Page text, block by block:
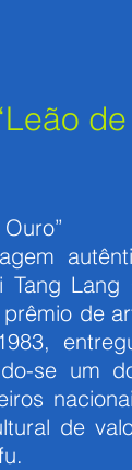
de
Tang
de
se um
de